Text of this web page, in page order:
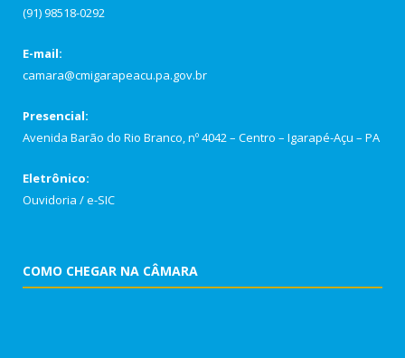
(91) 98518-0292
E-mail:
camara@cmigarapeacu.pa.gov.br
Presencial:
Avenida Barão do Rio Branco, nº 4042 – Centro – Igarapé-Açu – PA
Eletrônico:
Ouvidoria /e-SIC
COMO CHEGAR NA CÂMARA